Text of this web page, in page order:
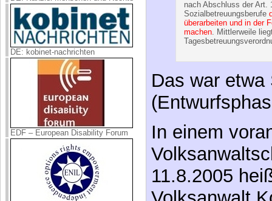
DE: kobinet-nachrichten
EDF – European Disability Forum
nach Abschluss der Art.
Sozialbetreuungsberufe
überarbeiten und in der
machen. Mittlerweile
Das war
In einem
11.8.2005